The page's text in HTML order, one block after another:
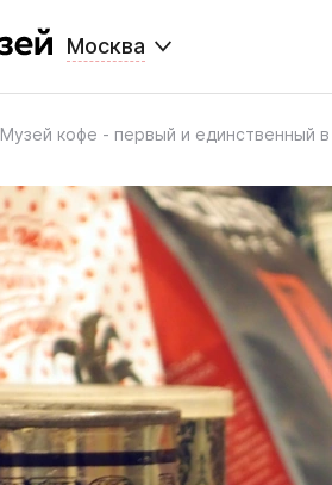
Москва
Музей кофе - первый и единственный